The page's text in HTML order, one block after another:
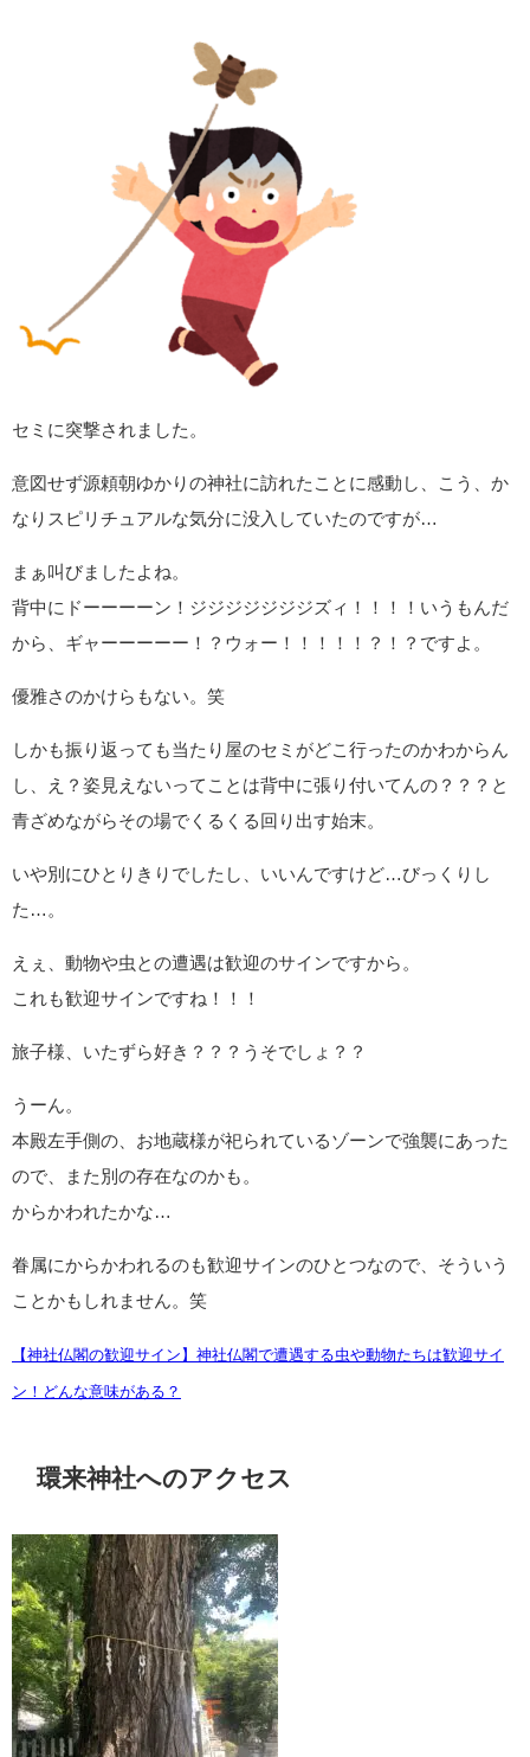
お守りは300円～500円。
連絡をして申し込めば、ご祈祷各種もしていただけるようで
祈祷料は各種5000円。
海外旅行、尋ね人、家出人、病気平癒、家内安全、他
【開運】御朱印はお札と同等です！敬意を持って寺社を巡り、御朱印を
集めよう！
動物や虫は歓迎サイン…
セミに突撃されました。
意図せず源頼朝ゆかりの神社に訪れたことに感動し、こう、か
なりスピリチュアルな気分に没入していたのですが…
まぁ叫びましたよね。
背中にドーーーーン！ジジジジジジジズィ！！！！いうもんだ
から、ギャーーーーー！？ウォー！！！！！？！？ですよ。
優雅さのかけらもない。笑
しかも振り返っても当たり屋のセミがどこ行ったのかわからん
し、え？姿見えないってことは背中に張り付いてんの？？？と
青ざめながらその場でくるくる回り出す始末。
いや別にひとりきりでしたし、いいんですけど…びっくりし
えぇ、動物や虫との遭遇は歓迎のサインですから。
旅子様、いたずら好き？？？うそでしょ？？
うーん。
本殿左手側の、お地蔵様が祀られているゾーンで強襲にあった
ので、また別の存在なのかも。
からかわれたかな…